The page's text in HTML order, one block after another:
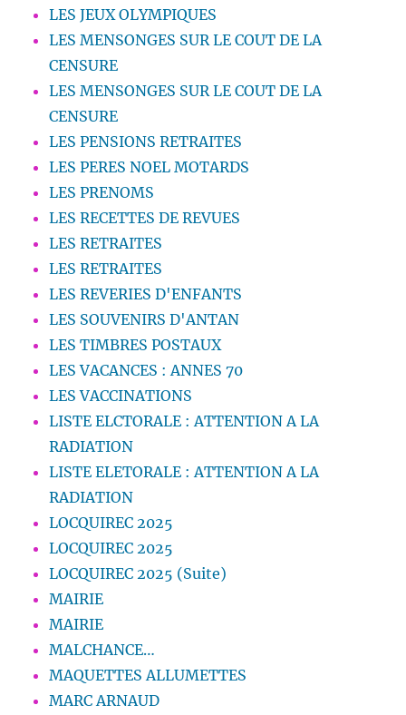
LES JEUX OLYMPIQUES
LES MENSONGES SUR LE COUT DE LA
CENSURE
LES MENSONGES SUR LE COUT DE LA
CENSURE
LES PENSIONS RETRAITES
LES PERES NOEL MOTARDS
LES PRENOMS
LES RECETTES DE REVUES
LES RETRAITES
LES RETRAITES
LES REVERIES D'ENFANTS
LES SOUVENIRS D'ANTAN
LES TIMBRES POSTAUX
LES VACANCES : ANNES 70
LES VACCINATIONS
LISTE ELCTORALE : ATTENTION A LA
RADIATION
LISTE ELETORALE : ATTENTION A LA
RADIATION
LOCQUIREC 2025
LOCQUIREC 2025
LOCQUIREC 2025 (Suite)
MAIRIE
MAIRIE
MALCHANCE…
MAQUETTES ALLUMETTES
MARC ARNAUD